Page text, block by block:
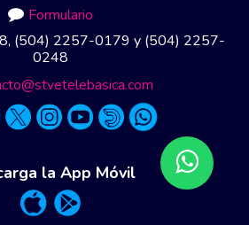
Formulario
(504) 2257-0179 y (504) 2257-
0248
la App Móvil